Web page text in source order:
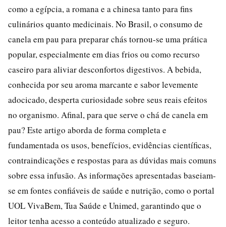
como a egípcia, a romana e a chinesa tanto para fins
culinários quanto medicinais. No Brasil, o consumo de
canela em pau para preparar chás tornou-se uma prática
popular, especialmente em dias frios ou como recurso
caseiro para aliviar desconfortos digestivos. A bebida,
conhecida por seu aroma marcante e sabor levemente
adocicado, desperta curiosidade sobre seus reais efeitos
no organismo. Afinal, para que serve o chá de canela em
pau? Este artigo aborda de forma completa e
fundamentada os usos, benefícios, evidências científicas,
contraindicações e respostas para as dúvidas mais comuns
sobre essa infusão. As informações apresentadas baseiam-
se em fontes confiáveis de saúde e nutrição, como o portal
UOL VivaBem, Tua Saúde e Unimed, garantindo que o
leitor tenha acesso a conteúdo atualizado e seguro.